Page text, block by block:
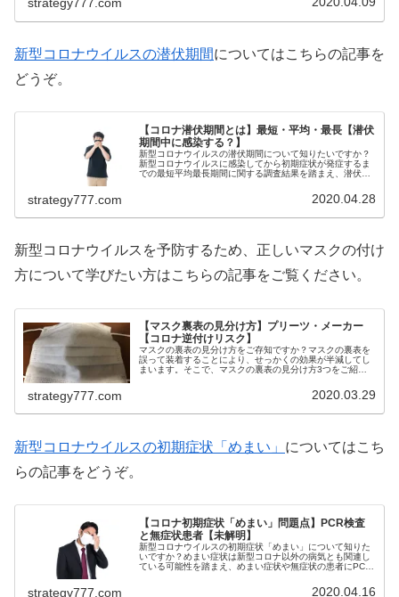
strategy777.com
新型コロナウイルスの潜伏期間についてはこちらの記事を
どうぞ。
【コロナ潜伏期間とは】最短・平均・最長【潜伏
期間中に感染する？】
新型コロナウイルスの潜伏期間について知りたいですか？
新型コロナウイルスに感染してから初期症状が発症するま
での最短平均最長期間に関する調査結果を踏まえ、潜伏期
strategy777.com 2020.04.28
新型コロナウイルスを予防するため、正しいマスクの付け
方について学びたい方はこちらの記事をご覧ください。
【マスク裏表の見分け方】プリーツ・メーカー
【コロナ逆付けリスク】
マスクの裏表の見分け方をご存知ですか？マスクの裏表を
誤って装着することにより、せっかくの効果が半減してし
まいます。そこで、マスクの裏表の見分け方3つをご紹
strategy777.com 2020.03.29
新型コロナウイルスの初期症状「めまい」 についてはこち
らの記事をどうぞ。
【コロナ初期症状「めまい」問題点】PCR検査
と無症状患者【未解明】
新型コロナウイルスの初期症状「めまい」について知りた
いですか？めまい症状は新型コロナ以外の病気とも関連し
ている可能性を踏まえ、めまい症状や無症状の患者にPCR
strategy777.com 2020.04.16